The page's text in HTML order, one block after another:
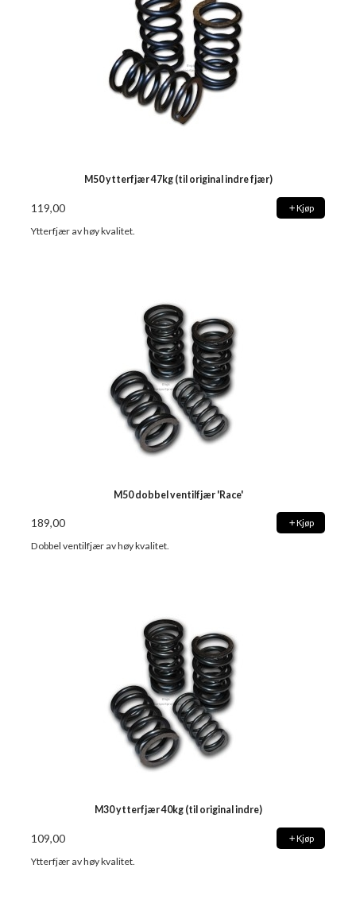
M50 ytterfjær 47kg (til original indre fjær)
119,00 Kjøp
Ytterfjær av høy kvalitet.
M50 dobbel ventilfjær 'Race'
189,00 Kjøp
Dobbel ventilfjær av høy kvalitet.
M30 ytterfjær 40kg (til original indre)
109,00 Kjøp
Ytterfjær av høy kvalitet.